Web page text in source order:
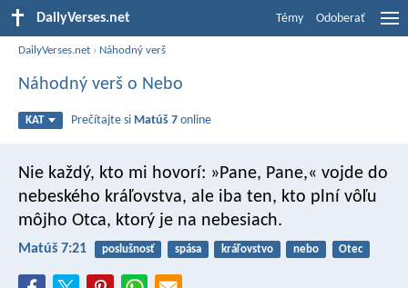
DailyVerses.net Témy Odoberať
DailyVerses.net › Náhodný verš
Náhodný verš o Nebo
KAT Prečítajte si Matúš 7 online
Nie každý, kto mi hovorí: »Pane, Pane,« vojde do
nebeského kráľovstva, ale iba ten, kto plní vôľu
môjho Otca, ktorý je na nebesiach.
Matúš 7:21 poslušnosť spása kráľovstvo nebo Otec